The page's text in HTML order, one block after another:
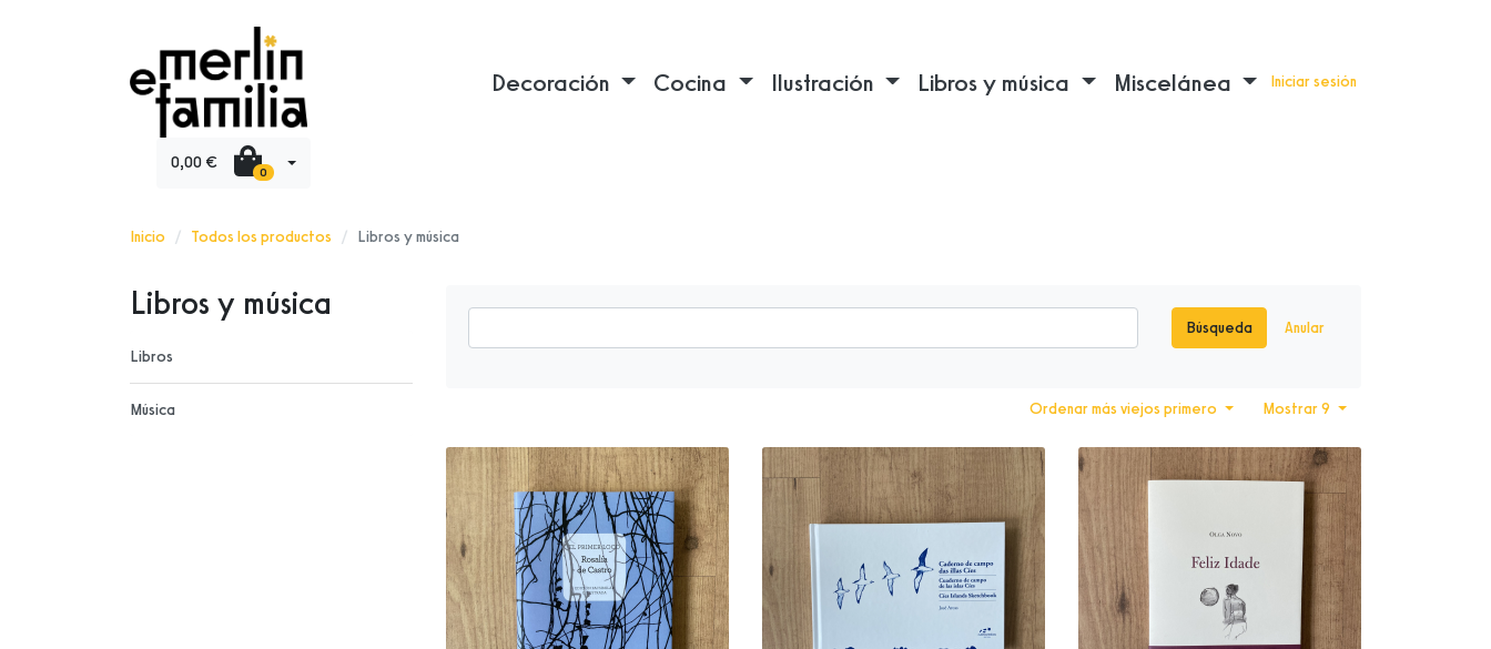
Decoración Cocina Ilustración Libros y música Miscelánea Iniciar sesión
0,00 € 0
Inicio Todos los productos Libros y música
Libros y música
Libros
Música
Búsqueda Anular
Mostrar 9
Ordenar más viejos primero